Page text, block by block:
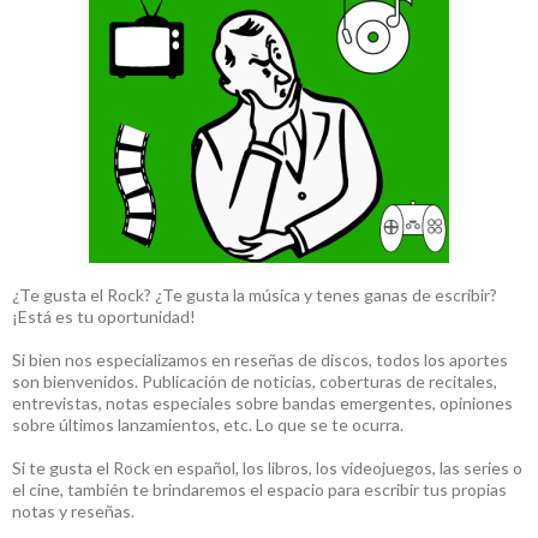
¿Te gusta el Rock? ¿Te gusta la música y tenes ganas de escribir?
¡Está es tu oportunidad!
Si bien nos especializamos en reseñas de discos, todos los aportes
son bienvenidos. Publicación de noticias, coberturas de recitales,
entrevistas, notas especiales sobre bandas emergentes, opiniones
sobre últimos lanzamientos, etc. Lo que se te ocurra.
Si te gusta el Rock en español, los libros, los videojuegos, las series o
el cine, también te brindaremos el espacio para escribir tus propias
notas y reseñas.